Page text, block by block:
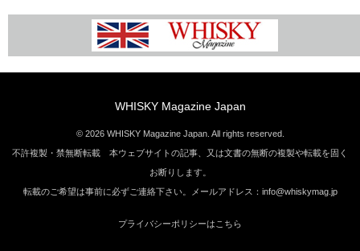
WHISKY Magazine Japan
© 2026 WHISKY Magazine Japan. All rights reserved.
不許複製・禁無断転載 本ウェブサイトの記事、又は文書の無断の複製や転載を固く
お断りします。
転載のご希望は事前に必ずご連絡下さい。メールアドレス：info@whiskymag.jp
プライバシーポリシーはこちら